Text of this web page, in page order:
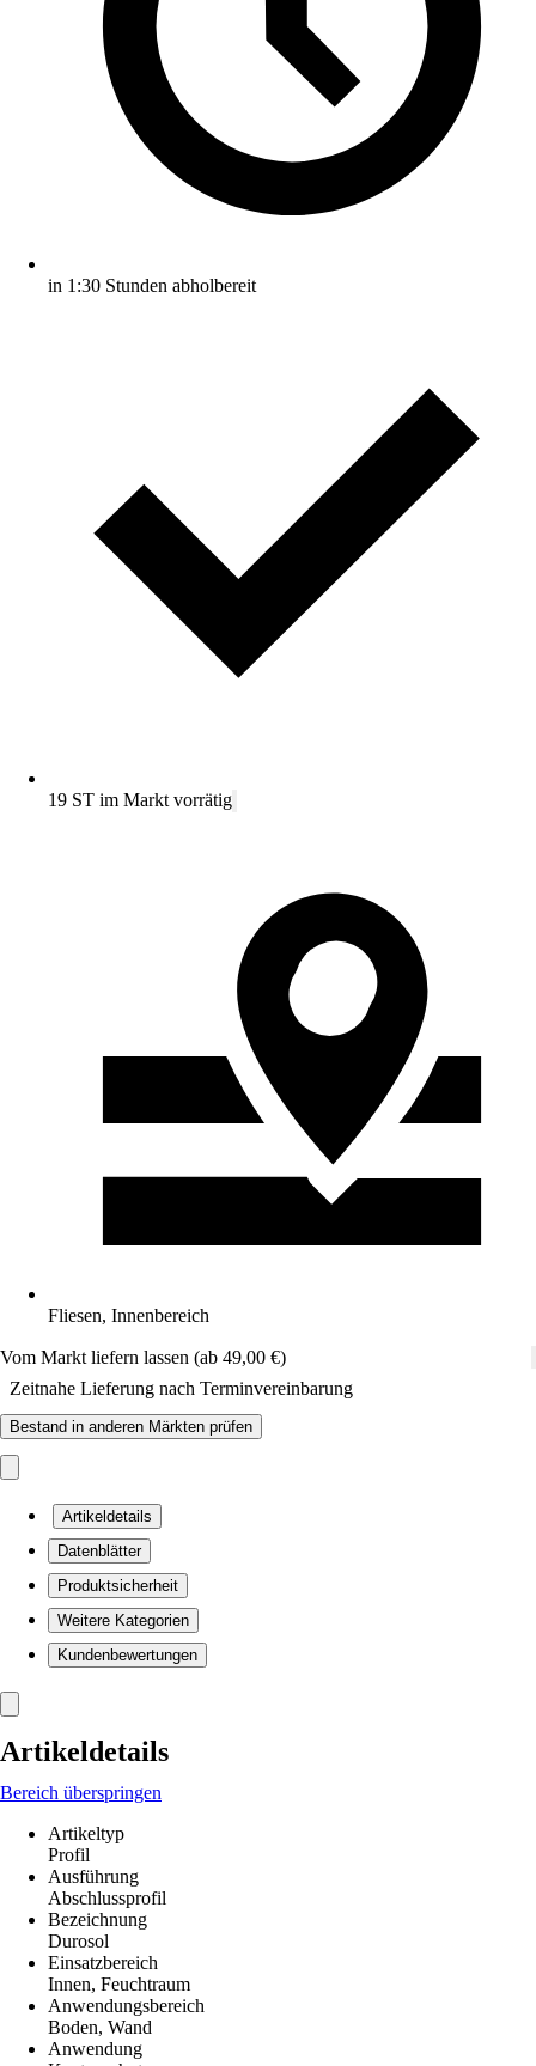
in 1:30 Stunden abholbereit
19 ST im Markt vorrätig
Fliesen, Innenbereich
Vom Markt liefern lassen (ab 49,00 €)
Zeitnahe Lieferung nach Terminvereinbarung
Bestand in anderen Märkten prüfen
Artikeldetails
Datenblätter
Produktsicherheit
Weitere Kategorien
Kundenbewertungen
Artikeldetails
Bereich überspringen
Artikeltyp
Profil
Ausführung
Abschlussprofil
Bezeichnung
Durosol
Einsatzbereich
Innen, Feuchtraum
Anwendungsbereich
Boden, Wand
Anwendung